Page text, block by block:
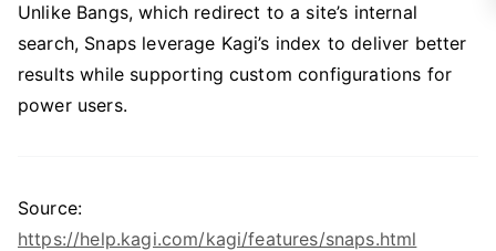
Unlike Bangs, which redirect to a site’s internal
search, Snaps leverage Kagi’s index to deliver better
results while supporting custom configurations for
power users.
Source:
https://help.kagi.com/kagi/features/snaps.html